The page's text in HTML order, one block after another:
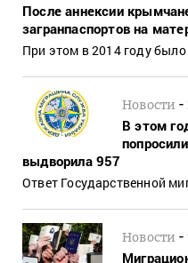
После аннексии
загранпаспортов на
При этом в 2014 году
Новости -
В этом
выдворила 957
Ответ Государственной
Новости -